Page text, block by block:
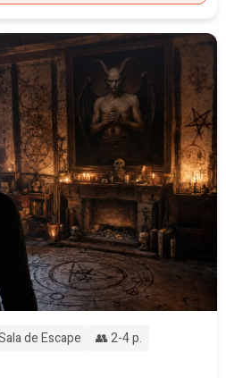
de Escape
👥 2-4 p.